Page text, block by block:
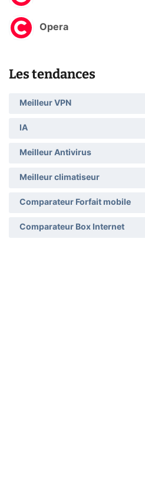
Opera
Les tendances
Meilleur VPN
IA
Meilleur Antivirus
Meilleur climatiseur
Comparateur Forfait mobile
Comparateur Box Internet